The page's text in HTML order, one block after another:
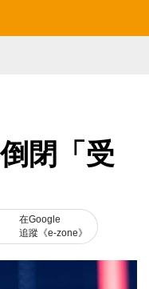
閉「受
在Google
追蹤《e-zone》